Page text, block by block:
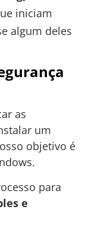
iniciam
algum deles
as
um
objetivo é
para
e